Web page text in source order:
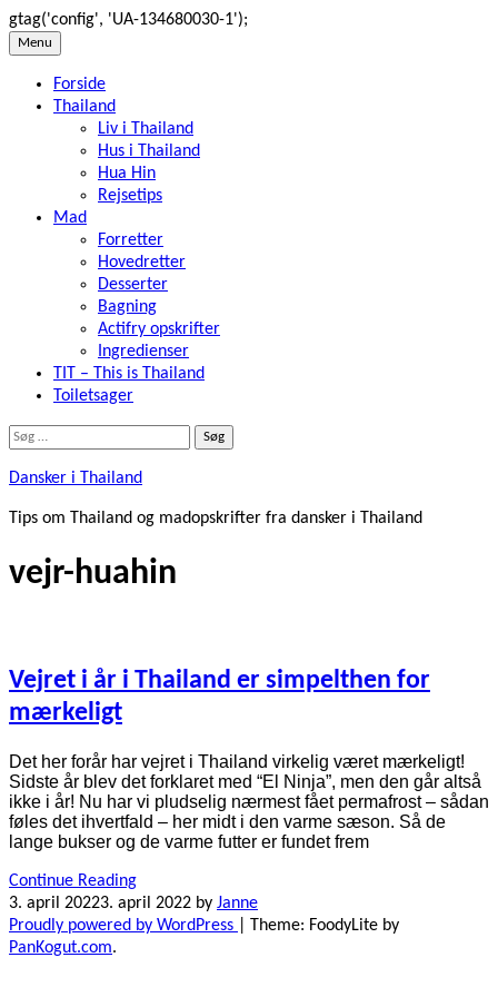
gtag('config', 'UA-134680030-1');
Skip
content
Menu
Forside
Thailand
Liv i Thailand
Hus i Thailand
Hua Hin
Rejsetips
Mad
Forretter
Hovedretter
Desserter
Bagning
Actifry opskrifter
Ingredienser
TIT – This is Thailand
Toiletsager
Søg
Dansker i Thailand
Tips om Thailand og madopskrifter fra dansker i Thailand
vejr-huahin
Vejret i år i Thailand er simpelthen for
mærkeligt
Det her forår har vejret i Thailand virkelig været mærkeligt!
Sidste år blev det forklaret med “El Ninja”, men den går altså
ikke i år! Nu har vi pludselig nærmest fået permafrost – sådan
føles det ihvertfald – her midt i den varme sæson. Så de
lange bukser og de varme futter er fundet frem
Continue Reading
3. april 20223. april 2022 by Janne
Proudly powered by WordPress
Theme: FoodyLite by
PanKogut.com.